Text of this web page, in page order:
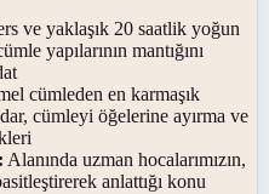
ve yaklaşık 20 saatlik yoğun
yapılarının mantığını
cümleden en karmaşık
cümleyi öğelerine ayırma ve
Alanında uzman hocalarımızın,
anlattığı konu